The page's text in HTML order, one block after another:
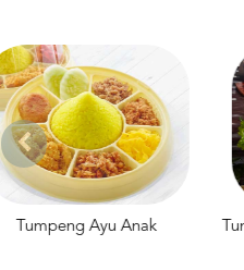
Tumpeng Dapur Solo Small (15